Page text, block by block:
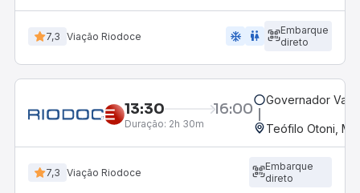
7,3 Viação Riodoce ac_unit wc
Embarque
direto
13:30 16:00
Duração: 2h 30m
Governador
Teófilo Otoni, MG
7,3 Viação Riodoce
Embarque
direto